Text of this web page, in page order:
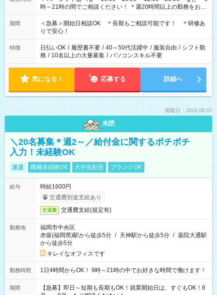
時～21時の間でご相談ください！ ＊週20時間以上の勤務をお願
いします
期間
＜急募＞開始日相談OK ＊長期もご相談可能です！ ＊研修あ
りで安心！
特徴 日払いOK / 履歴書不要 / 40～50代活躍中 / 服装自由 / シフト勤
務 / 10名以上の大量募集 / パソコンスキル不要
気になる！ 応募する 詳細へ
掲載日：2026.08.07
未読
＼20名募集＊週2～／給付金に関するポチポチ
入力！未経験OK
派遣 職種未経験OK 大学生歓迎 ブランクOK
給与
時給1600円
交通費別途支給あり
交通費 交通費支給(規定有)
勤務地
福岡市中央区
赤坂(福岡県)駅から徒歩5分 / 天神駅から徒歩5分 / 薬院大通駅
から徒歩5分
キレイなオフィスです
勤務時間 1日4時間からOK！ 9時～21時の中でお好きな時間で働けます！
期間
【急募】即日～短期も長期もOK！就業開始日は、すぐもOK！8